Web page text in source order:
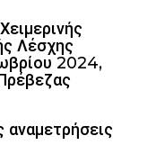
Λέσχης
2024,
αναμετρήσεις